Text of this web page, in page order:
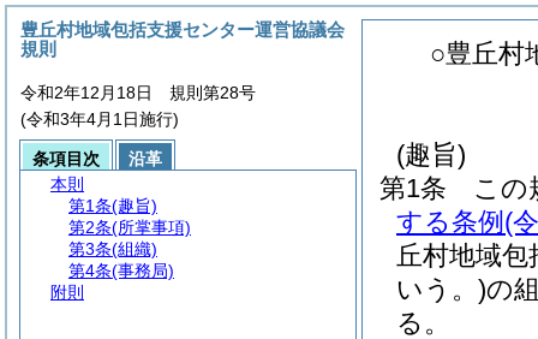
○豊丘村
(趣旨)
第1条
この
する条例 (
丘村地域
いう。)の
る。
豊丘村地域包括支援センター運営協議会
規則
令和2年12月18日 規則第28号
(令和3年4月1日施行)
条項目次
沿革
本則
第1条(趣旨)
第2条(所掌事項)
第3条(組織)
第4条(事務局)
附則